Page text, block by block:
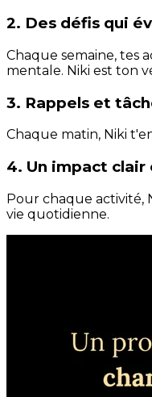
2. Des défis qui
Chaque semaine, tes
mentale. Niki est ton
3. Rappels et
Chaque matin, Niki
4. Un impact
Pour chaque activité,
vie quotidienne.